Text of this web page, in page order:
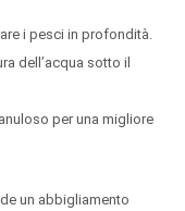
i pesci in profondità.
dell’acqua sotto il
per una migliore
un abbigliamento